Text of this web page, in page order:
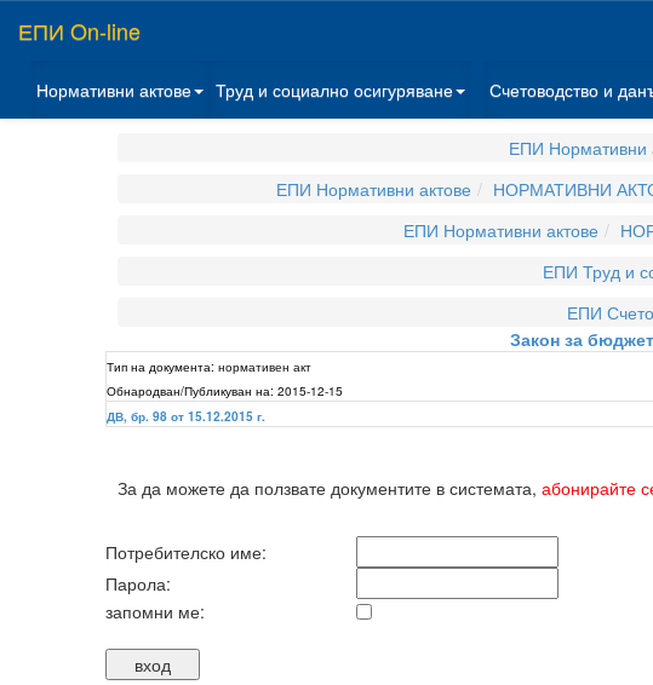
ЕПИ On-line
Нормативни актове Труд и социално осигуряване Счетоводство и
ЕПИ Нормативни
ЕПИ Нормативни актове
НОРМАТИВНИ
ЕПИ Нормативни актове
ЕПИ Труд и
ЕПИ
Закон за
Тип на документа: нормативен акт
Обнародван/Публикуван на: 2015-12-15
ДВ, бр. 98 от 15.12.2015 г.
За да можете да ползвате документите в системата, абонирайте
Потребителско име:
Парола:
запомни ме: